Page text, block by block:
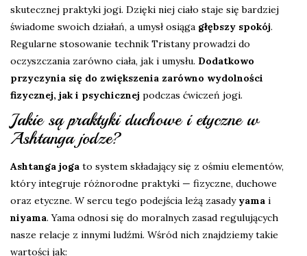
skutecznej praktyki jogi. Dzięki niej ciało staje się bardziej
świadome swoich działań, a umysł osiąga głębszy spokój.
Regularne stosowanie technik Tristany prowadzi do
oczyszczania zarówno ciała, jak i umysłu. Dodatkowo
przyczynia się do zwiększenia zarówno wydolności
fizycznej, jak i psychicznej podczas ćwiczeń jogi.
Jakie są praktyki duchowe i etyczne w
Ashtanga jodze?
Ashtanga joga to system składający się z ośmiu elementów,
który integruje różnorodne praktyki — fizyczne, duchowe
oraz etyczne. W sercu tego podejścia leżą zasady yama i
niyama. Yama odnosi się do moralnych zasad regulujących
nasze relacje z innymi ludźmi. Wśród nich znajdziemy takie
wartości jak: